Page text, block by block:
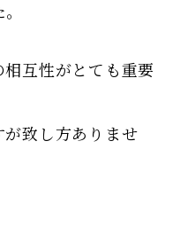
互性がとても重要
致し方ありませ